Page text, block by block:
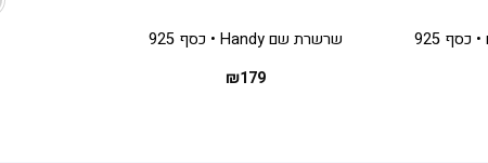
925
שרשרת שם Handy • כסף 925
₪179